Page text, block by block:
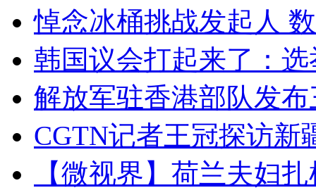
悼念冰桶挑战发起人
韩国议会打起来了：
解放军驻香港部队发
CGTN记者王冠探访新
【微视界】荷兰夫妇